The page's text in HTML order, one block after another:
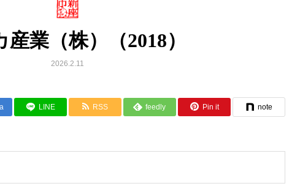
産業（株）（2018）
2026.2.11
LINE RSS feedly Pin it note